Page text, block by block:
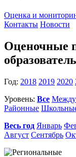
Оценка и
Контакты Новости
Оценочные
Год: 2018 2019 2020
Уровень: Все
Районные
Весь год Январь
Август Сентябрь